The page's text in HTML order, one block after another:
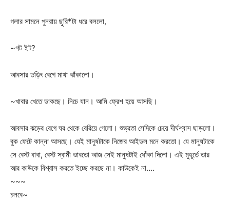
গলার সামনে পুনরায় ছুরি*টা ধরে বললো,
~গট ইট?
আবসার তড়িৎ বেগে মাথা ঝাঁকালো।
~খাবার খেতে ডাকছে। নিচে যান। আমি ফ্রেশ হয়ে আসছি।
আবসার ঝড়ের বেগে ঘর থেকে বেরিয়ে গেলো। শুভ্রতা সেদিকে চেয়ে দীর্ঘশ্বাস ছাড়লো।
বুক ফেটে কান্না আসছে। যেই মানুষটাকে নিজের আইডল মনে করতো। যে মানুষটাকে
সে বেস্ট বাবা, বেস্ট স্বামী ভাবতো আজ সেই মানুষটাই ধোঁকা দিলো। এই মুহূর্তে তার
আর কাউকে বিশ্বাস করতে ইচ্ছে করছে না। কাউকেই না….
~~~
চলবে~